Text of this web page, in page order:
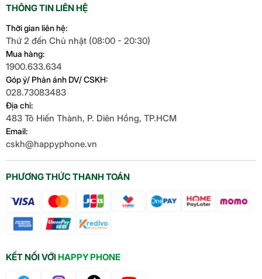
PHƯƠNG THỨC THANH TOÁN
KẾT NỐI VỚIHAPPY PHONE
THÔNG TIN LIÊN HỆ
Thời gian liên hệ:
Thứ 2 đến Chủ nhật (08:00 - 20:30)
Mua hàng:
1900.633.634
Góp ý/ Phản ánh DV/ CSKH:
028.73083483
Địa chỉ:
483 Tô Hiến Thành, P. Diên Hồng, TP.HCM
Email:
cskh@happyphone.vn